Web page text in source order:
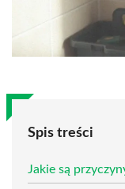
Spis treści
Jakie są